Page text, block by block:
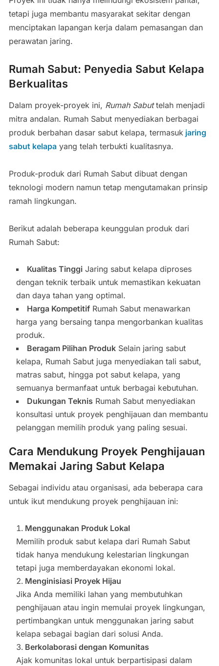
tetapi juga membantu masyarakat sekitar dengan
menciptakan lapangan kerja dalam pemasangan dan
perawatan jaring.
Rumah Sabut: Penyedia Sabut Kelapa
Berkualitas
Dalam proyek-proyek ini, Rumah Sabuttelah menjadi
mitra andalan. Rumah Sabut menyediakan berbagai
produk berbahan dasar sabut kelapa, termasukjaring
sabut kelapayang telah terbukti kualitasnya.
Produk-produk dari Rumah Sabut dibuat dengan
teknologi modern namun tetap mengutamakan prinsip
ramah lingkungan.
Berikut adalah beberapa keunggulan produk dari
Rumah Sabut:
Kualitas TinggiJaring sabut kelapa diproses
dengan teknik terbaik untuk memastikan kekuatan
dan daya tahan yang optimal.
Harga KompetitifRumah Sabut menawarkan
harga yang bersaing tanpa mengorbankan kualitas
produk.
Beragam Pilihan ProdukSelain jaring sabut
kelapa, Rumah Sabut juga menyediakan tali sabut,
matras sabut, hingga pot sabut kelapa, yang
semuanya bermanfaat untuk berbagai kebutuhan.
Dukungan Teknis Rumah Sabut menyediakan
konsultasi untuk proyek penghijauan dan membantu
pelanggan memilih produk yang paling sesuai.
Cara Mendukung Proyek Penghijauan
Memakai Jaring Sabut Kelapa
Sebagai individu atau organisasi, ada beberapa cara
untuk ikut mendukung proyek penghijauan ini:
Menggunakan Produk Lokal
Memilih produk sabut kelapa dari Rumah Sabut
tidak hanya mendukung kelestarian lingkungan
tetapi juga memberdayakan ekonomi lokal.
Menginisiasi Proyek Hijau
Jika Anda memiliki lahan yang membutuhkan
penghijauan atau ingin memulai proyek lingkungan,
pertimbangkan untuk menggunakan jaring sabut
kelapa sebagai bagian dari solusi Anda.
Berkolaborasi dengan Komunitas
Ajak komunitas lokal untuk berpartisipasi dalam